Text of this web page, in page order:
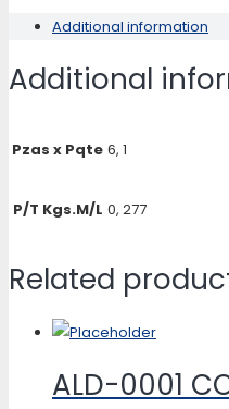
LUMINOSA
quantity
Additional information
Additional
Pzas x Pqte 6, 1
P/T Kgs.M/L 0, 277
Related
ALD-0001